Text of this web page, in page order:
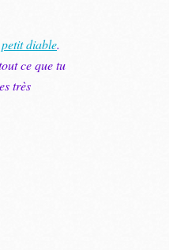
diable.
ce que tu
très